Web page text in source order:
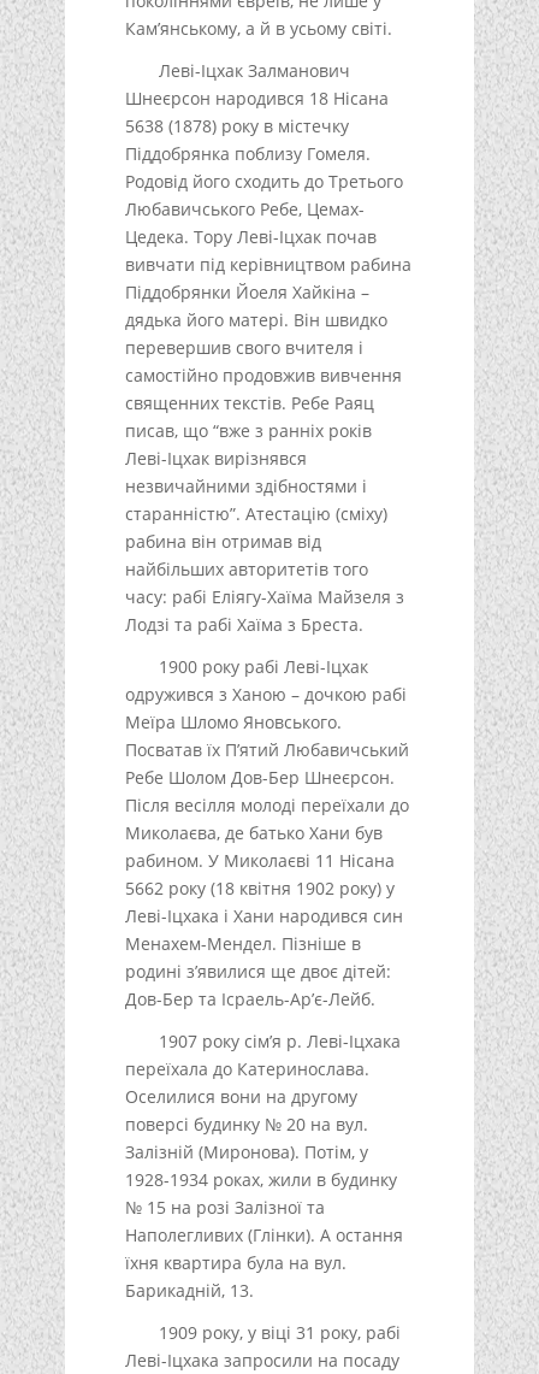
Кам’янському, а й в усьому світі.
Леві-Іцхак Залманович
Шнеєрсон народився 18 Нісана
5638 (1878) року в містечку
Піддобрянка поблизу Гомеля.
Родовід його сходить до Третього
Любавичського Ребе, Цемах-
Цедека. Тору Леві-Іцхак почав
вивчати під керівництвом рабина
Піддобрянки Йоеля Хайкіна –
дядька його матері. Він швидко
перевершив свого вчителя і
самостійно продовжив вивчення
священних текстів. Ребе Раяц
писав, що “вже з ранніх років
Леві-Іцхак вирізнявся
незвичайними здібностями і
старанністю”. Атестацію (сміху)
рабина він отримав від
найбільших авторитетів того
часу: рабі Еліягу-Хаїма Майзеля з
Лодзі та рабі Хаїма з Бреста.
1900 року рабі Леві-Іцхак
одружився з Ханою – дочкою рабі
Меїра Шломо Яновського.
Посватав їх П’ятий Любавичський
Ребе Шолом Дов-Бер Шнеєрсон.
Після весілля молоді переїхали до
Миколаєва, де батько Хани був
рабином. У Миколаєві 11 Нісана
5662 року (18 квітня 1902 року) у
Леві-Іцхака і Хани народився син
Менахем-Мендел. Пізніше в
родині з’явилися ще двоє дітей:
Дов-Бер та Ісраель-Ар’є-Лейб.
1907 року сім’я р. Леві-Іцхака
переїхала до Катеринослава.
Оселилися вони на другому
поверсі будинку № 20 на вул.
Залізній (Миронова). Потім, у
1928-1934 роках, жили в будинку
№ 15 на розі Залізної та
Наполегливих (Глінки). А остання
їхня квартира була на вул.
Барикадній, 13.
1909 року, у віці 31 року, рабі
Леві-Іцхака запросили на посаду